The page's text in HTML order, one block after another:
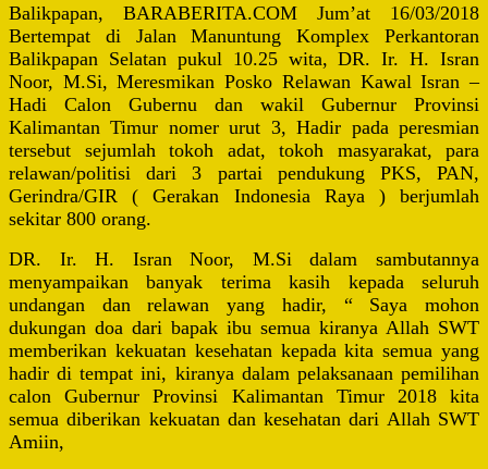
Balikpapan, BARABERITA.COM Jum’at 16/03/2018
Bertempat di Jalan Manuntung Komplex Perkantoran
Balikpapan Selatan pukul 10.25 wita, DR. Ir. H. Isran
Noor, M.Si, Meresmikan Posko Relawan Kawal Isran –
Hadi Calon Gubernu dan wakil Gubernur Provinsi
Kalimantan Timur nomer urut 3, Hadir pada peresmian
tersebut sejumlah tokoh adat, tokoh masyarakat, para
relawan/politisi dari 3 partai pendukung PKS, PAN,
Gerindra/GIR ( Gerakan Indonesia Raya ) berjumlah
sekitar 800 orang.
DR. Ir. H. Isran Noor, M.Si dalam sambutannya
menyampaikan banyak terima kasih kepada seluruh
undangan dan relawan yang hadir, “ Saya mohon
dukungan doa dari bapak ibu semua kiranya Allah SWT
memberikan kekuatan kesehatan kepada kita semua yang
hadir di tempat ini, kiranya dalam pelaksanaan pemilihan
calon Gubernur Provinsi Kalimantan Timur 2018 kita
semua diberikan kekuatan dan kesehatan dari Allah SWT
Amiin,